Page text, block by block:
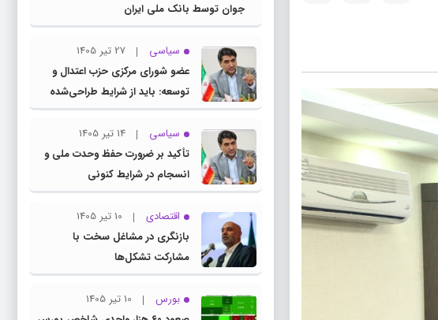
جوان توسط بانک ملی ایران
سیاسی
27 تیر 1405
عضو شورای مرکزی حزب اعتدال و
توسعه: باید از شرایط طراحی‌شده
توسط دشمنان عبور کنیم
سیاسی
14 تیر 1405
تأکید بر ضرورت حفظ وحدت ملی و
انسجام در شرایط کنونی
اقتصادی
10 تیر 1405
بازنگری در مشاغل سخت با
مشارکت تشکل‌ها
بورس
10 تیر 1405